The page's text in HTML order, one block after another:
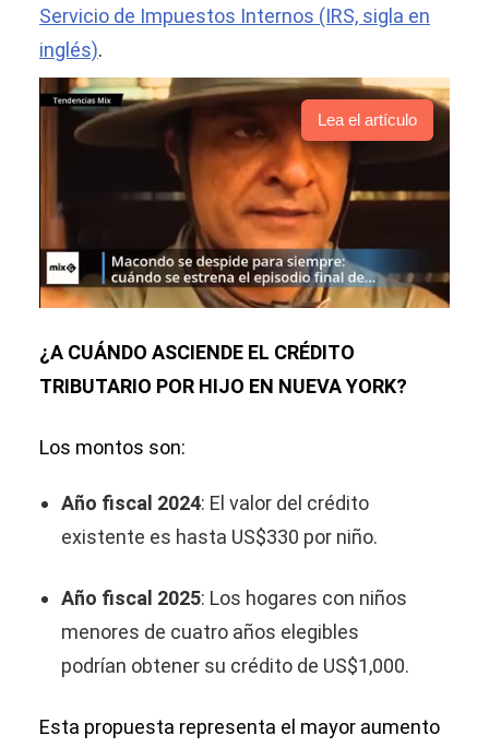
Servicio de Impuestos Internos (IRS, sigla en
inglés).
Lea el artículo
¿A CUÁNDO ASCIENDE EL CRÉDITO
TRIBUTARIO POR HIJO EN NUEVA YORK?
Los montos son:
Año fiscal 2024: El valor del crédito
existente es hasta US$330 por niño.
Año fiscal 2025: Los hogares con niños
menores de cuatro años elegibles
podrían obtener su crédito de US$1,000.
Esta propuesta representa el mayor aumento